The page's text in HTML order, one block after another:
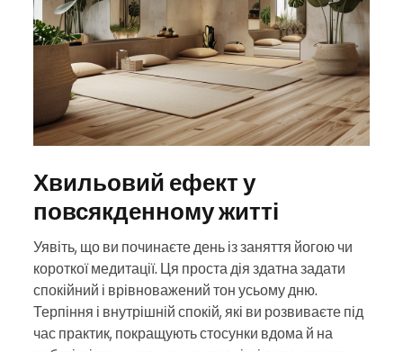
Хвильовий ефект у
повсякденному житті
Уявіть, що ви починаєте день із заняття йогою чи
короткої медитації. Ця проста дія здатна задати
спокійний і врівноважений тон усьому дню.
Терпіння і внутрішній спокій, які ви розвиваєте під
час практик, покращують стосунки вдома й на